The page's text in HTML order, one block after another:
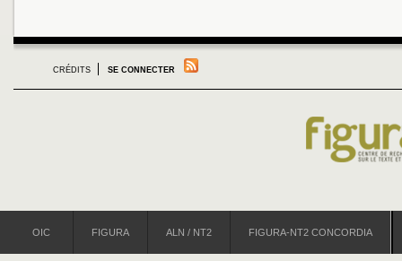
CRÉDITS SE CONNECTER
OIC FIGURA ALN / NT2 FIGURA-NT2 CONCORDIA